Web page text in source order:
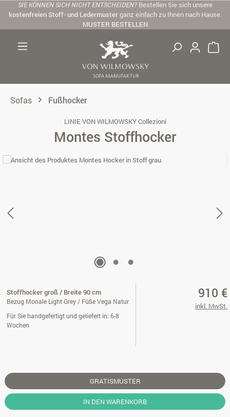
Zum Hauptinhalt springen
SIE KÖNNEN SICH NICHT ENTSCHEIDEN? Bestellen Sie sich unsere
kostenfreien Stoff- und Ledermusterganz einfach zu Ihnen nach Hause.
MUSTER BESTELLEN
Sofas Fußhocker
LINIE VON WILMOWSKY Collezioni
Montes Stoffhocker
Bildergalerie überspringen
Stoffhocker groß / Breite 90 cm
Bezug Monale Light Grey / Füße Vega Natur
Für Sie handgefertigt und geliefert in: 6-8
Wochen
910 €
inkl. MwSt.
GRATISMUSTER
IN DEN WARENKORB